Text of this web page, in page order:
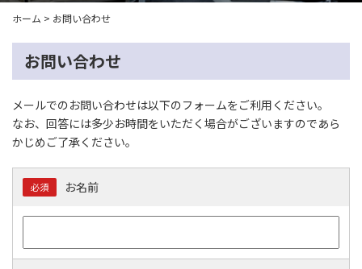
ホーム > お問い合わせ
お問い合わせ
メールでのお問い合わせは以下のフォームをご利用ください。
なお、回答には多少お時間をいただく場合がございますのであら
かじめご了承ください。
必須 お名前